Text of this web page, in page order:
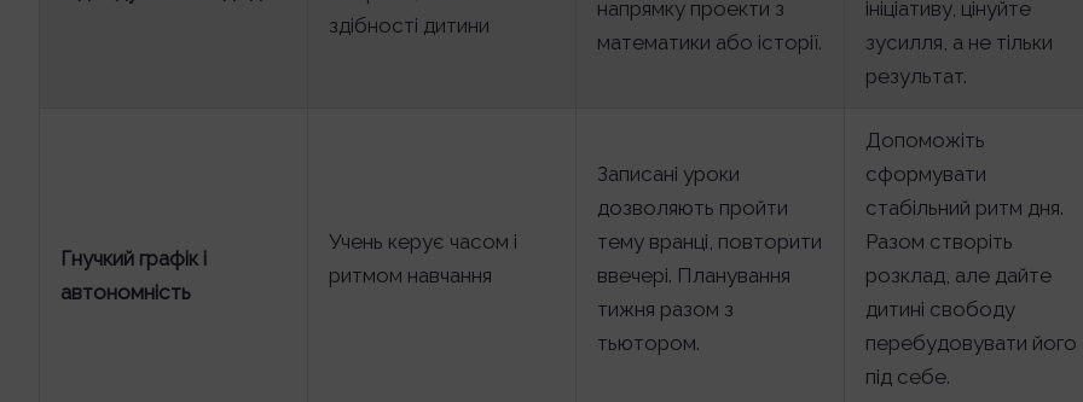
здібності дитини
напрямку проекти з
математики або історії.
ініціативу, цінуйте
зусилля, а не тільки
результат.
Гнучкий графік і
автономність
Учень керує часом і
ритмом навчання
Записані уроки
дозволяють пройти
тему вранці, повторити
ввечері. Планування
тижня разом з
тьютором.
Допоможіть
сформувати
стабільний ритм дня.
Разом створіть
розклад, але дайте
дитині свободу
перебудовувати його
під себе.